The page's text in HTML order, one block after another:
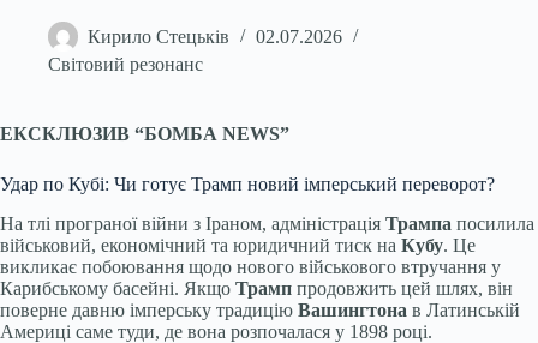
Кирило Стецьків
02.07.2026
Світовий резонанс
ЕКСКЛЮЗИВ “БОМБА NEWS”
Удар по Кубі: Чи готує Трамп новий імперський переворот?
На тлі програної війни з Іраном, адміністрація Трампа посилила
військовий, економічний та юридичний тиск на Кубу. Це
викликає побоювання щодо нового військового втручання у
Карибському басейні. Якщо Трамп продовжить цей шлях, він
поверне давню імперську традицію Вашингтона в Латинській
Америці саме туди, де вона розпочалася у 1898 році.